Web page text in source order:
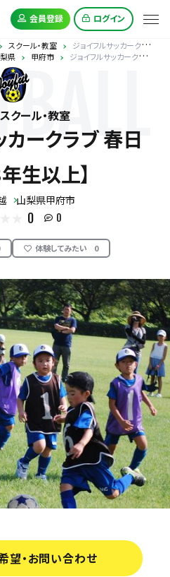
会員登録 ログイン
スクール・教室
ジョイフルサッカークラブ 春日居SC【3年生以上】
県 甲府市 ジョイフルサッカークラブ 春日居SC【3年生以上】
クール・教室
カークラブ 春日
生以上】
山梨県甲府市
0 0
体験してみたい 0
望・お問い合わせ